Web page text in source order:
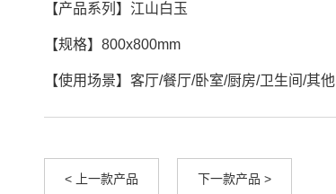
【产品系列】江山白玉
【规格】800x800mm
【使用场景】客厅/餐厅/卧室/厨房/卫生间/其他
< 上一款产品 下一款产品 >